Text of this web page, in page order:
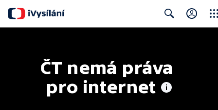
ČT nemá práva
pro internet